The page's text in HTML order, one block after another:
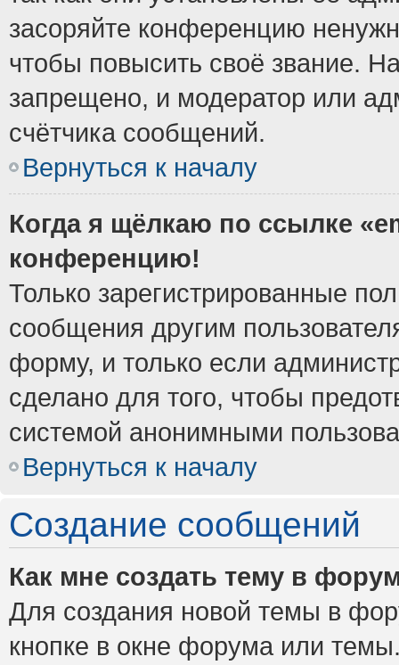
засоряйте конференцию
чтобы повысить своё звание.
запрещено, и модератор или
счётчика сообщений.
Вернуться к началу
Когда я щёлкаю по ссылке
конференцию!
Только зарегистрированные
сообщения другим
форму, и только если
сделано для того, чтобы
системой анонимными
Вернуться к началу
Создание сообщений
Как мне создать тему в
Для создания новой темы в
кнопке в окне форума или